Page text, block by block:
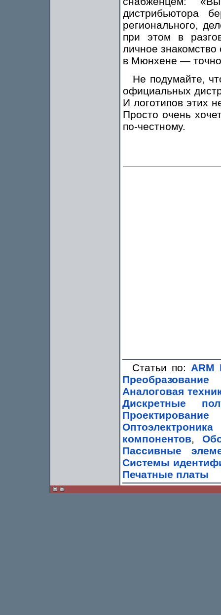
дистрибьютора
регионального,
при этом в
личное
в Мюнхене — точно
Не подумайте,
официальных
И логотипов этих
Просто очень
по-честному.
Статьи по: ARM
Аналоговая
Дискретные
компонентов,
Пассивные
Системы
Печатные платы